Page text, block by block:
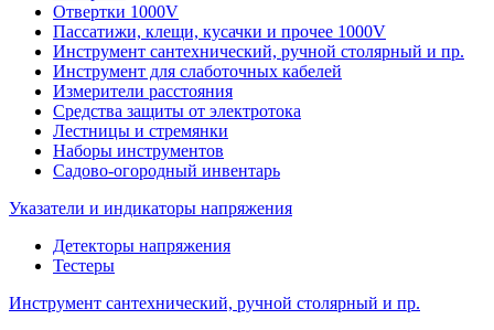
Отвертки 1000V
Пассатижи, клещи, кусачки и прочее 1000V
Инструмент сантехнический, ручной столярный и пр.
Инструмент для слаботочных кабелей
Измерители расстояния
Средства защиты от электротока
Лестницы и стремянки
Наборы инструментов
Садово-огородный инвентарь
Указатели и индикаторы напряжения
Детекторы напряжения
Тестеры
Инструмент сантехнический, ручной столярный и пр.